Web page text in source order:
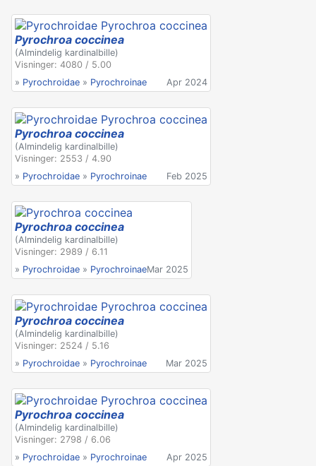
Pyrochroa coccinea
(Almindelig kardinalbille)
Visninger: 4080 / 5.00
» Pyrochroidae » Pyrochroinae Apr 2024
Pyrochroa coccinea
(Almindelig kardinalbille)
Visninger: 2553 / 4.90
» Pyrochroidae » Pyrochroinae Feb 2025
Pyrochroa coccinea
(Almindelig kardinalbille)
Visninger: 2989 / 6.11
» Pyrochroidae » PyrochroinaeMar 2025
Pyrochroa coccinea
(Almindelig kardinalbille)
Visninger: 2524 / 5.16
» Pyrochroidae » Pyrochroinae Mar 2025
Pyrochroa coccinea
(Almindelig kardinalbille)
Visninger: 2798 / 6.06
» Pyrochroidae » Pyrochroinae Apr 2025